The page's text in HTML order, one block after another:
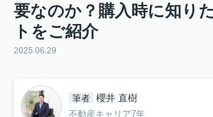
要なのか？購入時に知り
トをご紹介
2025.06.29
筆者 櫻井 直樹
不動産キャリア7年